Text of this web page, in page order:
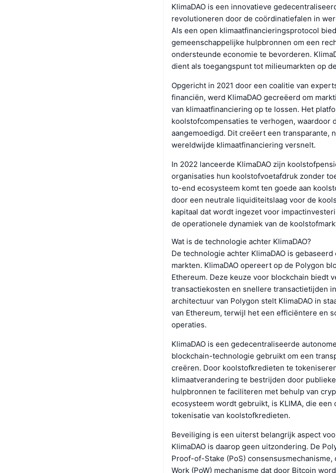
KlimaDAO is een innovatieve
revolutioneren door de coördinatiefalen in
Als een open klimaatfinancieringsprotocol
gemeenschappelijke hulpbronnen om een
ondersteunde economie te bevorderen.
dient als toegangspunt tot milieumarkten op
Opgericht in 2021 door een coalitie van
financiën, werd KlimaDAO gecreëerd om
van klimaatfinanciering op te lossen. Het
koolstofcompensaties te verhogen,
aangemoedigd. Dit creëert een transparante,
wereldwijde klimaatfinanciering versnelt.
In 2022 lanceerde KlimaDAO zijn
organisaties hun koolstofvoetafdruk zonder
to-end ecosysteem komt ten goede aan
door een neutrale liquiditeitslaag voor de
kapitaal dat wordt ingezet voor
de operationele dynamiek van de
Wat is de technologie achter KlimaDAO?
De technologie achter KlimaDAO is
markten. KlimaDAO opereert op de Polygon
Ethereum. Deze keuze voor blockchain biedt
transactiekosten en snellere transactietijden
architectuur van Polygon stelt KlimaDAO in
van Ethereum, terwijl het een efficiëntere en
operaties.
KlimaDAO is een gedecentraliseerde
blockchain-technologie gebruikt om een
creëren. Door koolstofkredieten te
klimaatverandering te bestrijden door
hulpbronnen te faciliteren met behulp van
ecosysteem wordt gebruikt, is KLIMA, die
tokenisatie van koolstofkredieten.
Beveiliging is een uiterst belangrijk aspect
KlimaDAO is daarop geen uitzondering. De
Proof-of-Stake (PoS)
Work (PoW) mechanisme dat door Bitcoin